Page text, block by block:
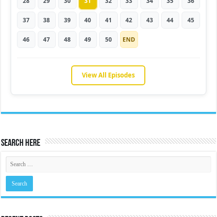
37 38 39 40 41 42 43 44 45
46 47 48 49 50 END
View All Episodes
Search Here